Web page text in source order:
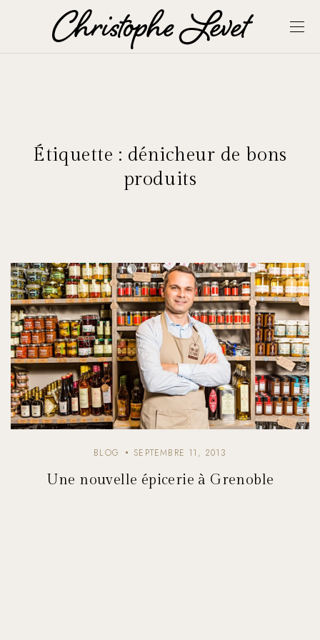
Étiquette : dénicheur de bons
produits
BLOG SEPTEMBRE 11, 2013
Une nouvelle épicerie à Grenoble